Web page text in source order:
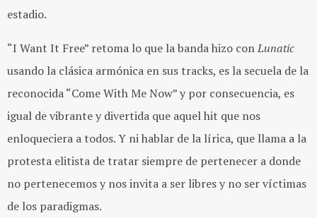
estadio.
“I Want It Free” retoma lo que la banda hizo conLunatic
usando la clásica armónica en sus tracks, es la secuela de la
reconocida “Come With Me Now” y por consecuencia, es
igual de vibrante y divertida que aquel hit que nos
enloqueciera a todos. Y ni hablar de la lírica, que llama a la
protesta elitista de tratar siempre de pertenecer a donde
no pertenecemos y nos invita a ser libres y no ser víctimas
de los paradigmas.